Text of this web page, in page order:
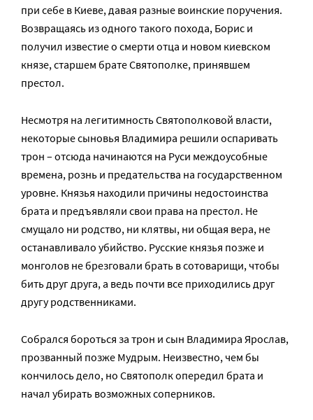
при себе в Киеве, давая разные воинские поручения.
Возвращаясь из одного такого похода, Борис и
получил известие о смерти отца и новом киевском
князе, старшем брате Святополке, принявшем
престол.
Несмотря на легитимность Святополковой власти,
некоторые сыновья Владимира решили оспаривать
трон – отсюда начинаются на Руси междоусобные
времена, рознь и предательства на государственном
уровне. Князья находили причины недостоинства
брата и предъявляли свои права на престол. Не
смущало ни родство, ни клятвы, ни общая вера, не
останавливало убийство. Русские князья позже и
монголов не брезговали брать в сотоварищи, чтобы
бить друг друга, а ведь почти все приходились друг
другу родственниками.
Собрался бороться за трон и сын Владимира Ярослав,
прозванный позже Мудрым. Неизвестно, чем бы
кончилось дело, но Святополк опередил брата и
начал убирать возможных соперников.